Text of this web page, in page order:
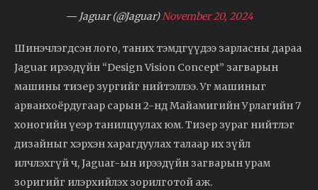
— Jaguar (@Jaguar)November 20, 2024
Шинэчлэгдсэн лого, таних тэмдгүүдээ зарласны дараа
Jaguar ирээдүйн “Design Vision Concept” загварын
машины тизер зургийг нийтэллээ. Уг машиныг
арванхоёрдугаар сарын 2-нд Майамигийн Урлагийн 7
хоногийн үеэр танилцуулах юм. Тизер зураг нийтлэг
дизайныг хэрхэн харагдуулах талаар их зүйл
илчлэхгүй ч, Jaguar-ын ирээдүйн загварын урам
зоригийг илэрхийлэх зорилготой аж.